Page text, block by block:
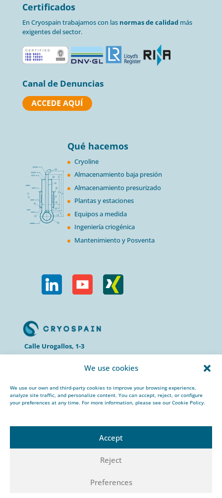
We use cookies
We use our own and third-party cookies to improve your browsing experience,
analyze site traffic, and personalize content. You can accept, reject, or configure
your preferences at any time. For more information, please see our Cookie Policy.
Accept
Reject
Preferences
Certificados
En Cryospain trabajamos con las normas de calidadmás
exigentes del sector.
Canal de Denuncias
Qué hacemos
Cryoline
Almacenamiento baja presión
Almacenamiento presurizado
Plantas y estaciones
Equipos a medida
Ingeniería criogénica
Mantenimiento y Posventa
Calle Urogallos, 1-3
P.I. El Cascajal 28320
+34 912 959 367
cryospain@cryospain.com
© 2022 CRYOSPAIN |Aviso Legal |
Política de Cookies |